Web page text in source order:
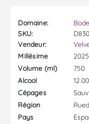
Domaine:
SKU:
Vendeur:
Millésime
2025
Volume (ml)
750
Alcool
12.00
Cépages
Région
Pays